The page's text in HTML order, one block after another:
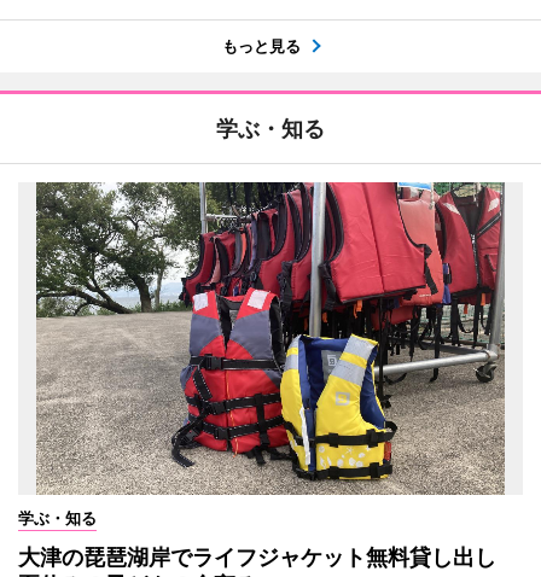
もっと見る
学ぶ・知る
学ぶ・知る
大津の琵琶湖岸でライフジャケット無料貸し出し